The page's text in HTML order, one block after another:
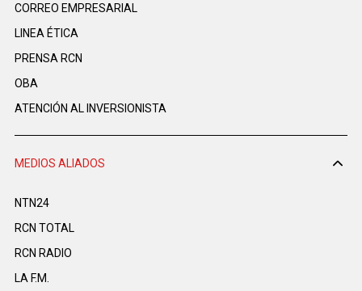
CORREO EMPRESARIAL
LINEA ÉTICA
PRENSA RCN
OBA
ATENCIÓN AL INVERSIONISTA
MEDIOS ALIADOS
NTN24
RCN TOTAL
RCN RADIO
LA F.M.